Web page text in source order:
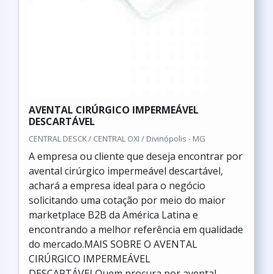
AVENTAL CIRÚRGICO IMPERMEÁVEL
DESCARTÁVEL
CENTRAL DESCK / CENTRAL OXI / Divinópolis - MG
A empresa ou cliente que deseja encontrar por
avental cirúrgico impermeável descartável,
achará a empresa ideal para o negócio
solicitando uma cotação por meio do maior
marketplace B2B da América Latina e
encontrando a melhor referência em qualidade
do mercado.MAIS SOBRE O AVENTAL
CIRÚRGICO IMPERMEÁVEL